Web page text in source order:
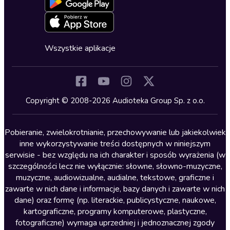
Kryminały
Lektury szkolne
Literatura anglojęzyczna
Literatura faktu
Literatura obyczajowa
Literatura piękna obca
Literatura piękna polska
Nagrania relaksacyjne
Deklaracja dostępności
Oferta dla firm i bibliotek
Zapowiedzi
Cykle audiobooków
Wszystkie aplikacje
Copyright © 2008-2026 Audioteka Group Sp. z o.o.
Pobieranie, zwielokrotnianie, przechowywanie lub jakiekolwiek
inne wykorzystywanie treści dostępnych w niniejszym
serwisie - bez względu na ich charakter i sposób wyrażenia (w
szczególności lecz nie wyłącznie: słowne, słowno-muzyczne,
muzyczne, audiowizualne, audialne, tekstowe, graficzne i
zawarte w nich dane i informacje, bazy danych i zawarte w nich
dane) oraz formę (np. literackie, publicystyczne, naukowe,
kartograficzne, programy komputerowe, plastyczne,
fotograficzne) wymaga uprzedniej i jednoznacznej zgody